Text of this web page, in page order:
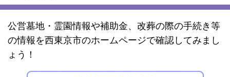
公営墓地・霊園情報や補助金、改葬の際の手続き等
の情報を西東京市のホームページで確認してみまし
ょう！